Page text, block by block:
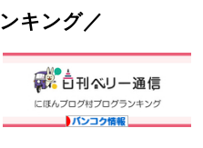
キング／